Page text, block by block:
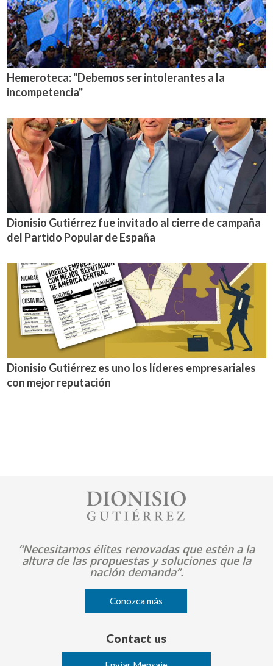
Hemeroteca: "Debemos ser intolerantes a la
incompetencia"
Dionisio Gutiérrez fue invitado al cierre de campaña
del Partido Popular de España
Dionisio Gutiérrez es uno los líderes empresariales
con mejor reputación
“Necesitamos élites renovadas que estén a la
altura de las propuestas y soluciones que la
nación demanda”.
Conozca más
Contact us